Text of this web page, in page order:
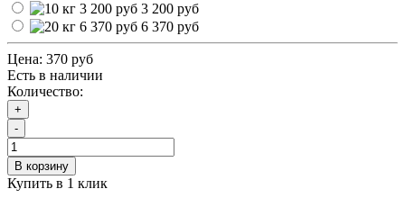
3 200 руб
6 370 руб
Цена: 370 руб
Есть в наличии
Количество:
+
-
В корзину
Купить в 1 клик